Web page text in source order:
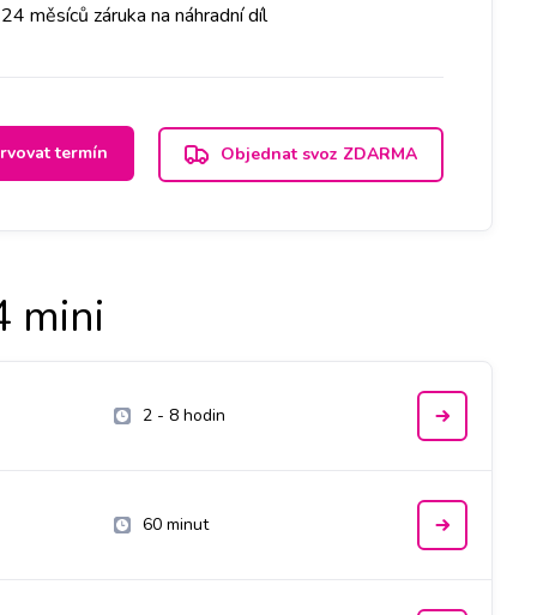
24 měsíců záruka na náhradní díl
termín Objednat svoz ZDARMA
mini
2 - 8 hodin
60 minut